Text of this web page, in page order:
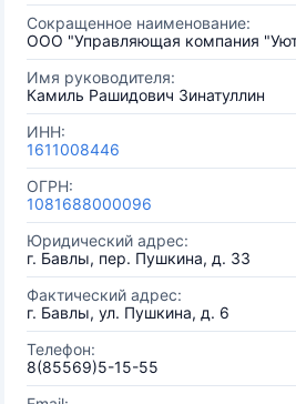
Сокращенное наименование:
ООО "Управляющая компания
Имя руководителя:
Камиль Рашидович Зинатуллин
ИНН:
1611008446
ОГРН:
1081688000096
Юридический адрес:
г. Бавлы, пер. Пушкина, д. 33
Фактический адрес:
г. Бавлы, ул. Пушкина, д. 6
Телефон:
8(85569)5-15-55